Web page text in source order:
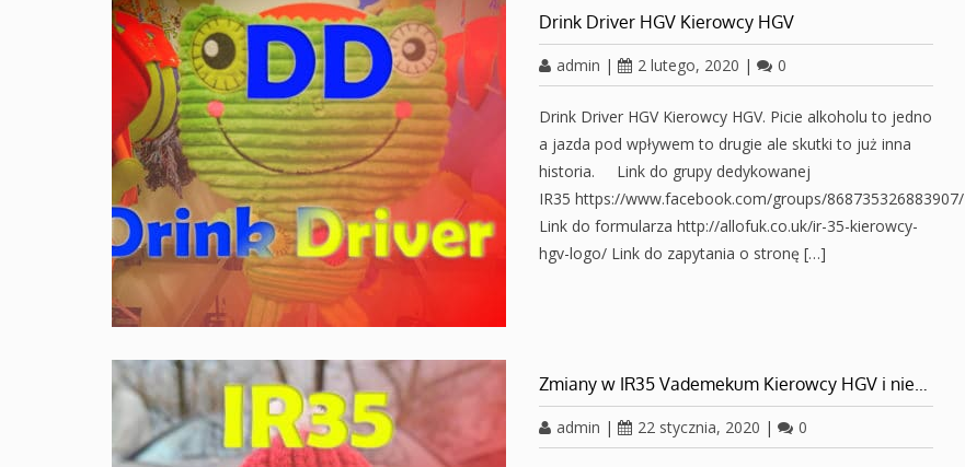
Drink Driver HGV Kierowcy HGV
admin | 2 lutego, 2020 | 0
Drink Driver HGV Kierowcy HGV. Picie alkoholu to jedno
a jazda pod wpływem to drugie ale skutki to już inna
historia. Link do grupy dedykowanej
IR35 https://www.facebook.com/groups/868735326883907/
Link do formularza http://allofuk.co.uk/ir-35-kierowcy-
hgv-logo/ Link do zapytania o stronę […]
Zmiany w IR35 Vademekum Kierowcy HGV i nie…
admin | 22 stycznia, 2020 | 0